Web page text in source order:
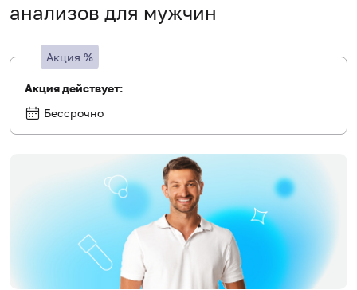
анализов для мужчин
Акция %
Акция действует:
Бессрочно